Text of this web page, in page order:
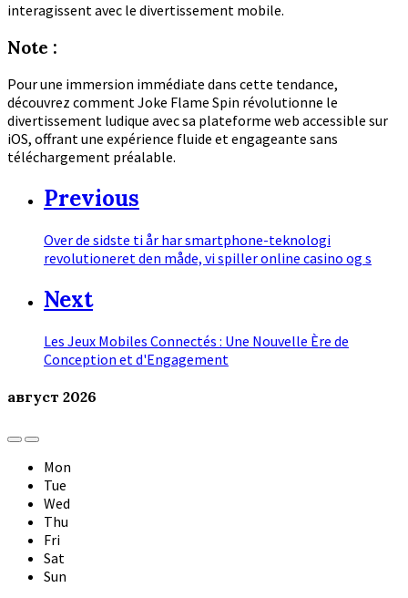
interagissent avec le divertissement mobile.
Note :
Pour une immersion immédiate dans cette tendance,
découvrez comment Joke Flame Spin révolutionne le
divertissement ludique avec sa plateforme web accessible sur
iOS, offrant une expérience fluide et engageante sans
téléchargement préalable.
Previous
Over de sidste ti år har smartphone-teknologi
revolutioneret den måde, vi spiller online casino og s
Next
Les Jeux Mobiles Connectés : Une Nouvelle Ère de
Conception et d'Engagement
август 2026
Previous
Month
Next
Month
Mon
Tue
Wed
Thu
Fri
Sat
Sun